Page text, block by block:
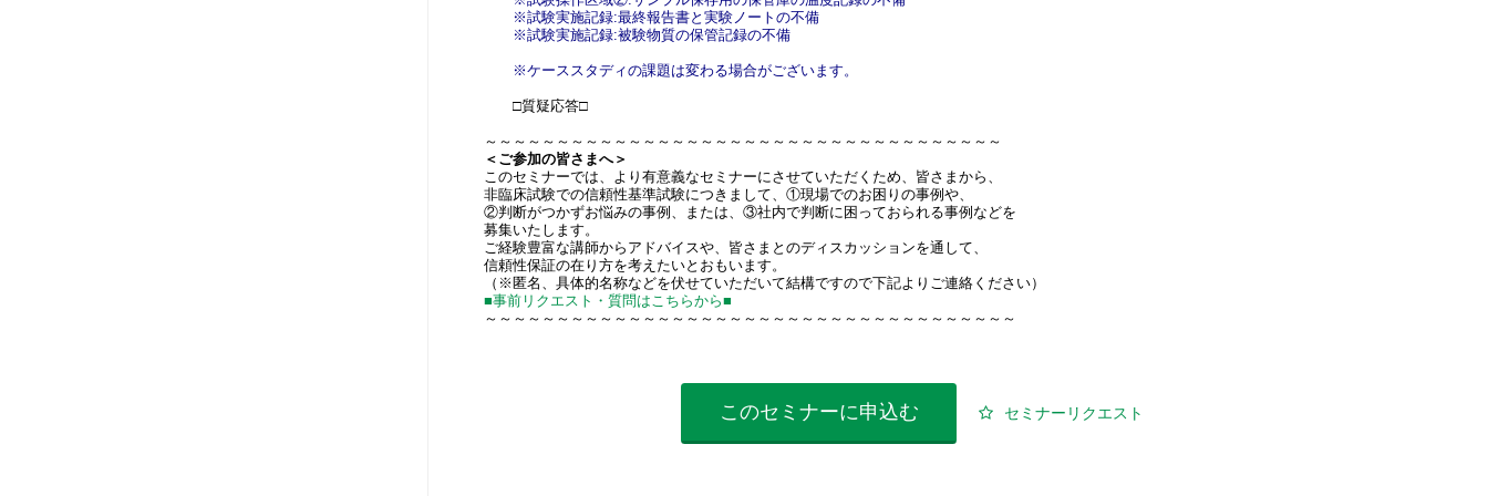
※試験実施記録:最終報告書と実験ノートの不備
※試験実施記録:被験物質の保管記録の不備
※ケーススタディの課題は変わる場合がございます。
□質疑応答□
～～～～～～～～～～～～～～～～～～～～～～～～～～～～～～～～～～～～
＜ご参加の皆さまへ＞
このセミナーでは、より有意義なセミナーにさせていただくため、皆さまから、
非臨床試験での信頼性基準試験につきまして、①現場でのお困りの事例や、
②判断がつかずお悩みの事例、または、③社内で判断に困っておられる事例などを
募集いたします。
ご経験豊富な講師からアドバイスや、皆さまとのディスカッションを通して、
信頼性保証の在り方を考えたいとおもいます。
（※匿名、具体的名称などを伏せていただいて結構ですので下記よりご連絡ください）
■事前リクエスト・質問はこちらから■
～～～～～～～～～～～～～～～～～～～～～～～～～～～～～～～～～～～～～
このセミナーに申込む セミナーリクエスト